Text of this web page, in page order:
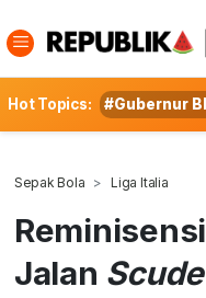
Hot Topics: #Gubernur
Sepak Bola Liga Italia
Jalan